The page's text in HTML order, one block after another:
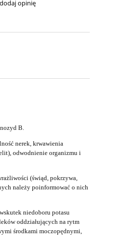
dodaj opinię
B.
nerek, krwawienia
odwodnienie organizmu i
(świąd, pokrzywa,
należy poinformować o nich
niedoboru potasu
oddziałujących na rytm
środkami moczopędnymi,